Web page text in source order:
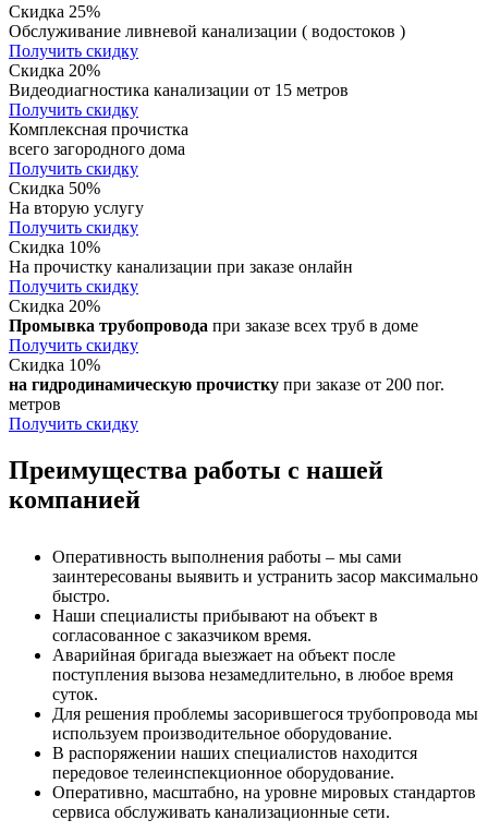
Скидка 25%
Обслуживание ливневой канализации ( водостоков )
Получить скидку
Скидка 20%
Видеодиагностика канализации от 15 метров
Получить скидку
Комплексная прочистка
всего загородного дома
Получить скидку
Скидка 50%
На вторую услугу
Получить скидку
Скидка 10%
На прочистку канализации при заказе онлайн
Получить скидку
Скидка 20%
Промывка трубопровода при заказе всех труб в доме
Получить скидку
Скидка 10%
на гидродинамическую прочистку при заказе от 200 пог.
метров
Получить скидку
Преимущества работы с нашей
компанией
Оперативность выполнения работы – мы сами
заинтересованы выявить и устранить засор максимально
быстро.
Наши специалисты прибывают на объект в
согласованное с заказчиком время.
Аварийная бригада выезжает на объект после
поступления вызова незамедлительно, в любое время
суток.
Для решения проблемы засорившегося трубопровода мы
используем производительное оборудование.
В распоряжении наших специалистов находится
передовое телеинспекционное оборудование.
Оперативно, масштабно, на уровне мировых стандартов
сервиса обслуживать канализационные сети.